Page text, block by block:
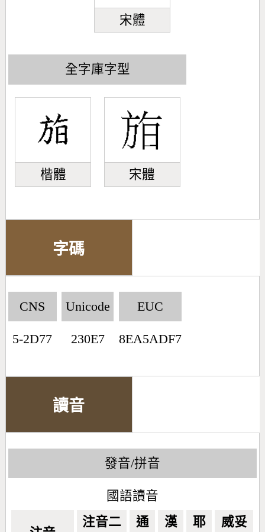
宋體
全字庫字型
楷體 宋體
字碼
CNS
5-2D77
Unicode
230E7
EUC
8EA5ADF7
讀音
發音/拼音
國語讀音
注音二 通 漢 耶 威妥